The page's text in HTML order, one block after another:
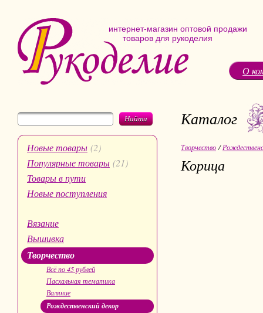
интернет-магазин оптовой продажи
товаров для рукоделия
О
Найти
Новые товары (2)
Популярные товары (21)
Товары в пути
Новые поступления
Вязание
Вышивка
Творчество
Всё по 45 рублей
Пасхальная тематика
Валяние
Рождественский декор
Каталог
Творчество /
Корица